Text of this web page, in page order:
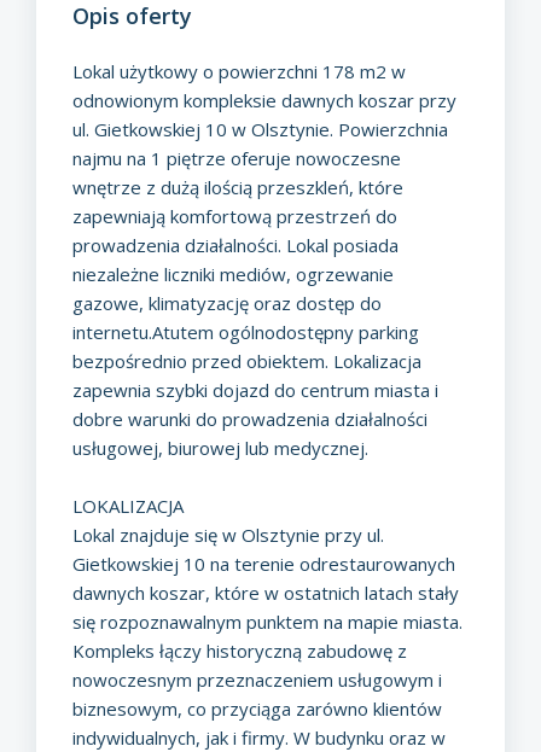
Opis oferty
Lokal użytkowy o powierzchni 178 m2 w
odnowionym kompleksie dawnych koszar przy
ul. Gietkowskiej 10 w Olsztynie. Powierzchnia
najmu na 1 piętrze oferuje nowoczesne
wnętrze z dużą ilością przeszkleń, które
zapewniają komfortową przestrzeń do
prowadzenia działalności. Lokal posiada
niezależne liczniki mediów, ogrzewanie
gazowe, klimatyzację oraz dostęp do
internetu.Atutem ogólnodostępny parking
bezpośrednio przed obiektem. Lokalizacja
zapewnia szybki dojazd do centrum miasta i
dobre warunki do prowadzenia działalności
usługowej, biurowej lub medycznej.
LOKALIZACJA
Lokal znajduje się w Olsztynie przy ul.
Gietkowskiej 10 na terenie odrestaurowanych
dawnych koszar, które w ostatnich latach stały
się rozpoznawalnym punktem na mapie miasta.
Kompleks łączy historyczną zabudowę z
nowoczesnym przeznaczeniem usługowym i
biznesowym, co przyciąga zarówno klientów
indywidualnych, jak i firmy. W budynku oraz w